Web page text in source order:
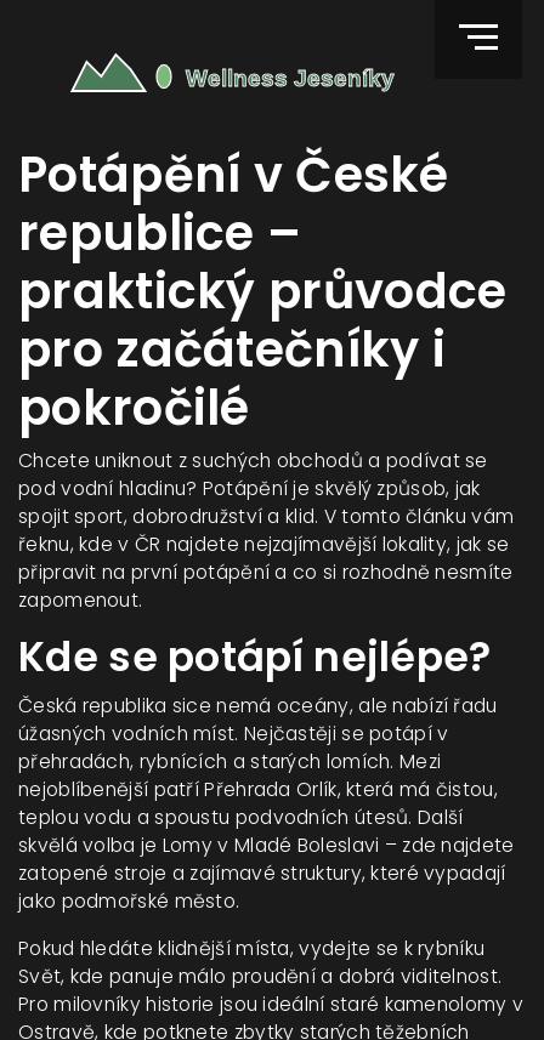
Potápění v České
republice –
praktický průvodce
pro začátečníky i
pokročilé
Chcete uniknout z suchých obchodů a podívat se
pod vodní hladinu? Potápění je skvělý způsob, jak
spojit sport, dobrodružství a klid. V tomto článku vám
řeknu, kde v ČR najdete nejzajímavější lokality, jak se
připravit na první potápění a co si rozhodně nesmíte
zapomenout.
Kde se potápí nejlépe?
Česká republika sice nemá oceány, ale nabízí řadu
úžasných vodních míst. Nejčastěji se potápí v
přehradách, rybnících a starých lomích. Mezi
nejoblíbenější patří Přehrada Orlík, která má čistou,
teplou vodu a spoustu podvodních útesů. Další
skvělá volba je Lomy v Mladé Boleslavi – zde najdete
zatopené stroje a zajímavé struktury, které vypadají
jako podmořské město.
Pokud hledáte klidnější místa, vydejte se k rybníku
Svět, kde panuje málo proudění a dobrá viditelnost.
Pro milovníky historie jsou ideální staré kamenolomy v
Ostravě, kde potknete zbytky starých těžebních